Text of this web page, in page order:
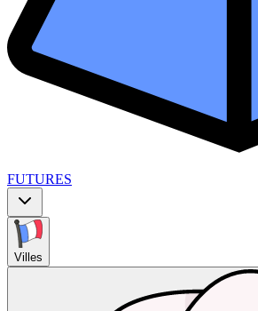
FUTURES
Villes